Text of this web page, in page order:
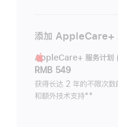
添加 AppleCare+
AppleCare+ 服务计划 (
RMB 549
获得长达 2 年的不限次数
和额外技术支持脚
**